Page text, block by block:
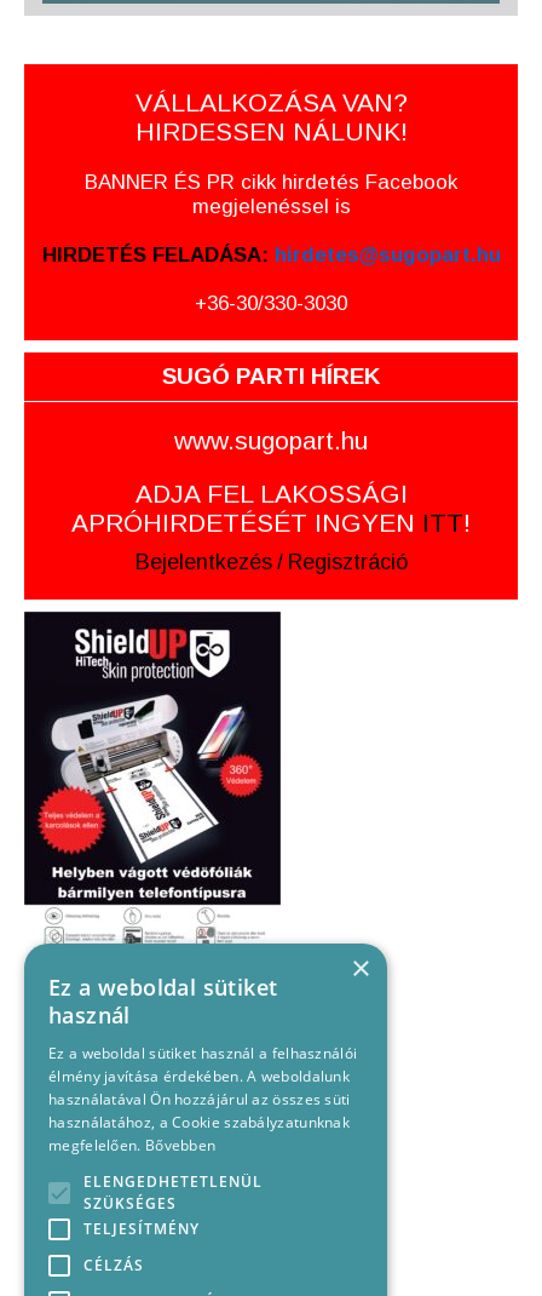
VÁLLALKOZÁSA VAN?
HIRDESSEN NÁLUNK!
BANNER ÉS PR cikk hirdetés Facebook
megjelenéssel is
HIRDETÉS FELADÁSA: hirdetes@sugopart.hu
+36-30/330-3030
SUGÓ PARTI HÍREK
www.sugopart.hu
ADJA FEL LAKOSSÁGI
APRÓHIRDETÉSÉT INGYEN ITT!
Bejelentkezés / Regisztráció
×
Ez a weboldal sütiket
használ
Ez a weboldal sütiket használ a felhasználói
élmény javítása érdekében. A weboldalunk
használatával Ön hozzájárul az összes süti
használatához, a Cookie szabályzatunknak
megfelelően. Bővebben
ELENGEDHETETLENÜL
SZÜKSÉGES
TELJESÍTMÉNY
CÉLZÁS